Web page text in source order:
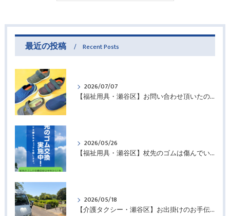
最近の投稿 Recent Posts
2026/07/07
【福祉用具・瀬谷区】お問い合わせ頂いたので・・・
2026/05/26
【福祉用具・瀬谷区】杖先のゴムは傷んでいませんか？
2026/05/18
【介護タクシー・瀬谷区】お出掛けのお手伝いさせていただきました